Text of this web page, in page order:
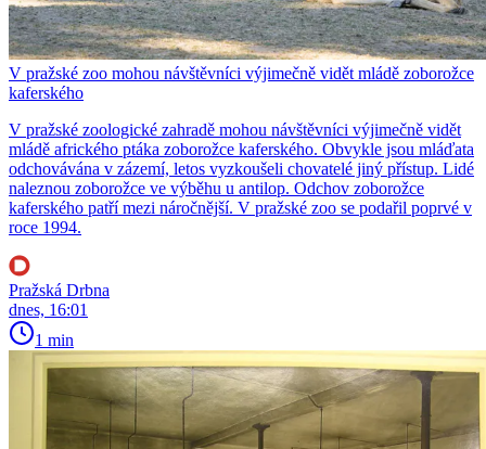
V pražské zoo mohou návštěvníci výjimečně vidět mládě zoborožce
kaferského
V pražské zoologické zahradě mohou návštěvníci výjimečně vidět
mládě afrického ptáka zoborožce kaferského. Obvykle jsou mláďata
odchovávána v zázemí, letos vyzkoušeli chovatelé jiný přístup. Lidé
naleznou zoborožce ve výběhu u antilop. Odchov zoborožce
kaferského patří mezi náročnější. V pražské zoo se podařil poprvé v
roce 1994.
Pražská Drbna
dnes, 16:01
1 min